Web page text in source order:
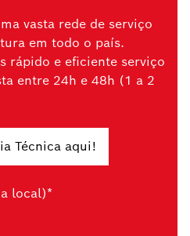
vasta rede de serviço
em todo o país.
rápido e eficiente serviço
entre 24h e 48h (1 a 2
Técnica aqui!
local)*